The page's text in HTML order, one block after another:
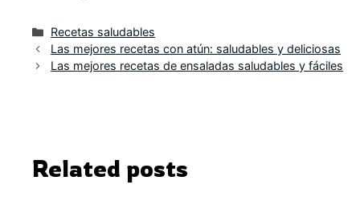
Categorías
Recetas saludables
Las mejores recetas con atún: saludables y deliciosas
Las mejores recetas de ensaladas saludables y fáciles
Related posts